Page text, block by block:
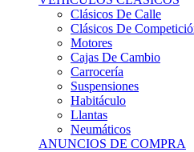
Clásicos De Competición
Motores
Cajas De Cambio
Carrocería
Suspensiones
Habitáculo
Llantas
Neumáticos
ANUNCIOS DE COMPRA
Compra De Competición